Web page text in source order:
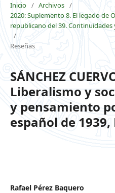
Inicio / Archivos /
2020: Suplemento 8. El legado de
republicano del 39.
/
Reseñas
SÁNCHEZ
Liberalismo y
y pensamiento
español de 1939,
Rafael Pérez Baquero